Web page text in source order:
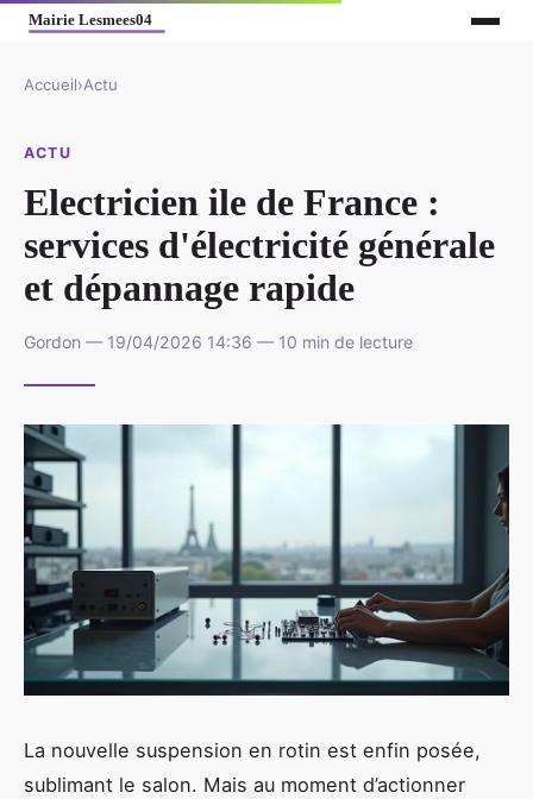
Accueil›Actu
ACTU
Electricien ile de France :
services d'électricité générale
et dépannage rapide
Gordon — 19/04/2026 14:36 — 10 min de lecture
La nouvelle suspension en rotin est enfin posée,
sublimant le salon. Mais au moment d’actionner